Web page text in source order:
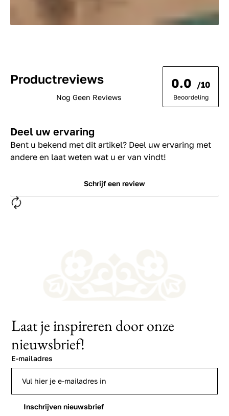
Productreviews
Nog Geen Reviews
0.0 /10
Beoordeling
Deel uw ervaring
Bent u bekend met dit artikel? Deel uw ervaring met
andere en laat weten wat u er van vindt!
Schrijf een review
Laat je inspireren door onze
nieuwsbrief!
E-mailadres
Inschrijven nieuwsbrief